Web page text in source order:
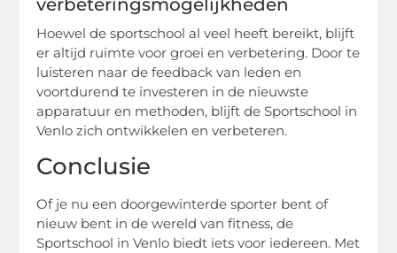
verbeteringsmogelijkheden
Hoewel de sportschool al veel heeft bereikt, blijft
er altijd ruimte voor groei en verbetering. Door te
luisteren naar de feedback van leden en
voortdurend te investeren in de nieuwste
apparatuur en methoden, blijft de Sportschool in
Venlo zich ontwikkelen en verbeteren.
Conclusie
Of je nu een doorgewinterde sporter bent of
nieuw bent in de wereld van fitness, de
Sportschool in Venlo biedt iets voor iedereen. Met